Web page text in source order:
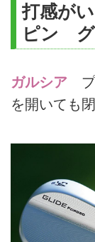
打感が
ピン グ
ガルシア プ
を開いても